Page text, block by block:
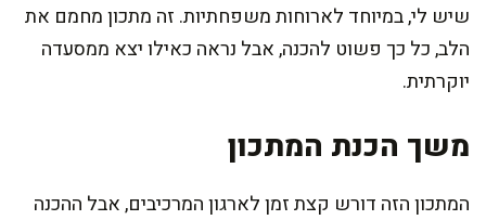
שיש לי, במיוחד לארוחות משפחתיות. זה מתכון מחמם את
הלב, כל כך פשוט להכנה, אבל נראה כאילו יצא ממסעדה
יוקרתית.
משך הכנת המתכון
המתכון הזה דורש קצת זמן לארגון המרכיבים, אבל ההכנה